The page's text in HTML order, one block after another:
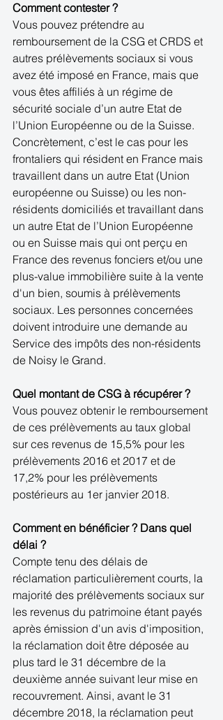
Comment contester ?
Vous pouvez prétendre au
remboursement de la CSG et CRDS et
autres prélèvements sociaux si vous
avez été imposé en France, mais que
vous êtes affiliés à un régime de
sécurité sociale d’un autre Etat de
l’Union Européenne ou de la Suisse.
Concrètement, c’est le cas pour les
frontaliers qui résident en France mais
travaillent dans un autre Etat (Union
européenne ou Suisse) ou les non-
résidents domiciliés et travaillant dans
un autre Etat de l’Union Européenne
ou en Suisse mais qui ont perçu en
France des revenus fonciers et/ou une
plus-value immobilière suite à la vente
d'un bien, soumis à prélèvements
sociaux. Les personnes concernées
doivent introduire une demande au
Service des impôts des non-résidents
de Noisy le Grand.
Quel montant de CSG à récupérer ?
Vous pouvez obtenir le remboursement
de ces prélèvements au taux global
sur ces revenus de 15,5% pour les
prélèvements 2016 et 2017 et de
17,2% pour les prélèvements
postérieurs au 1er janvier 2018.
Comment en bénéficier ? Dans quel
délai ?
Compte tenu des délais de
réclamation particulièrement courts, la
majorité des prélèvements sociaux sur
les revenus du patrimoine étant payés
après émission d'un avis d'imposition,
la réclamation doit être déposée au
plus tard le 31 décembre de la
deuxième année suivant leur mise en
recouvrement. Ainsi, avant le 31
décembre 2018, la réclamation peut